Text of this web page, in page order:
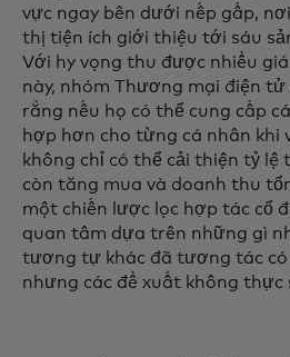
vực ngay bên dưới nếp gấp,
thị tiện ích giới thiệu tới sáu
Với hy vọng thu được nhiều
này, nhóm Thương mại điện
rằng nếu họ có thể cung cấp
hợp hơn cho từng cá nhân khi
không chỉ có thể cải thiện tỷ lệ
còn tăng mua và doanh thu
một chiến lược lọc hợp tác cổ
quan tâm dựa trên những gì
tương tự khác đã tương tác có
nhưng các đề xuất không thực